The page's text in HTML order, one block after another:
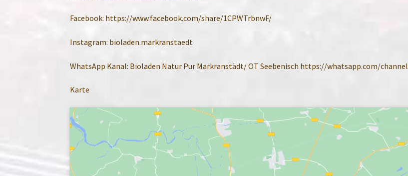
Facebook: https://www.facebook.com/share/1CPWTrbnwF/
Instagram: bioladen.markranstaedt
WhatsApp Kanal: Bioladen Natur Pur Markranstädt/ OT Seebenisch https://whatsapp.com/channel
Karte